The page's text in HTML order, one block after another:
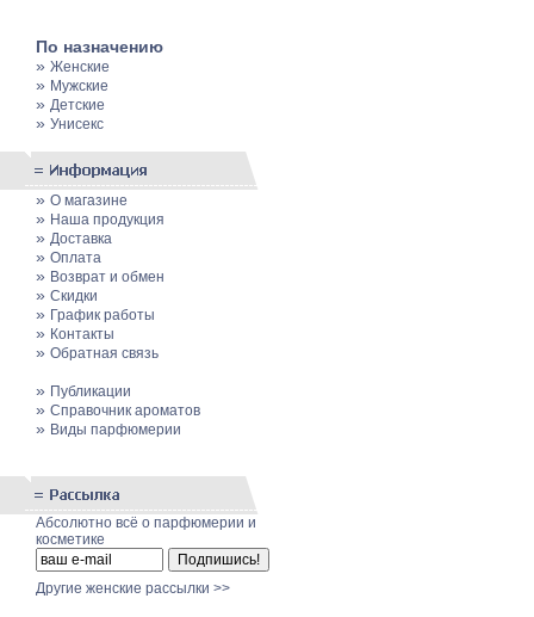
По назначению
» Женские
» Мужские
» Детские
» Унисекс
» О магазине
» Наша продукция
» Доставка
» Оплата
» Возврат и обмен
» Скидки
» График работы
» Контакты
» Обратная связь
» Публикации
» Cправочник ароматов
» Виды парфюмерии
Абсолютно всё о парфюмерии и
косметике
Другие женские рассылки >>